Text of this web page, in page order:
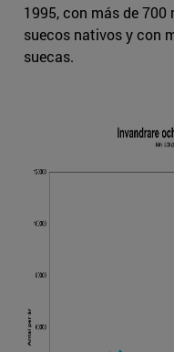
1995, con más de
suecos nativos y con
suecas.